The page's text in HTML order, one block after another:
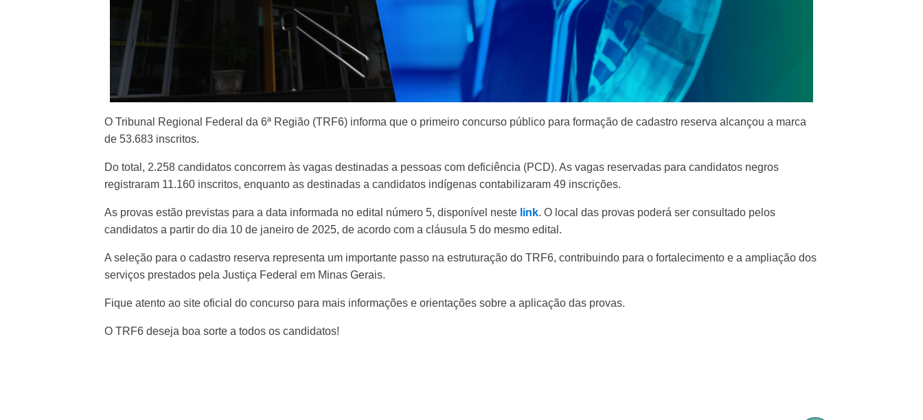
O Tribunal Regional Federal da 6ª Região (TRF6) informa que o primeiro concurso público para formação de cadastro reserva alcançou a marca
de 53.683 inscritos.
Do total, 2.258 candidatos concorrem às vagas destinadas a pessoas com deficiência (PCD). As vagas reservadas para candidatos negros
registraram 11.160 inscritos, enquanto as destinadas a candidatos indígenas contabilizaram 49 inscrições.
As provas estão previstas para a data informada no edital número 5, disponível neste link. O local das provas poderá ser consultado pelos
candidatos a partir do dia 10 de janeiro de 2025, de acordo com a cláusula 5 do mesmo edital.
A seleção para o cadastro reserva representa um importante passo na estruturação do TRF6, contribuindo para o fortalecimento e a ampliação dos
serviços prestados pela Justiça Federal em Minas Gerais.
Fique atento ao site oficial do concurso para mais informações e orientações sobre a aplicação das provas.
O TRF6 deseja boa sorte a todos os candidatos!